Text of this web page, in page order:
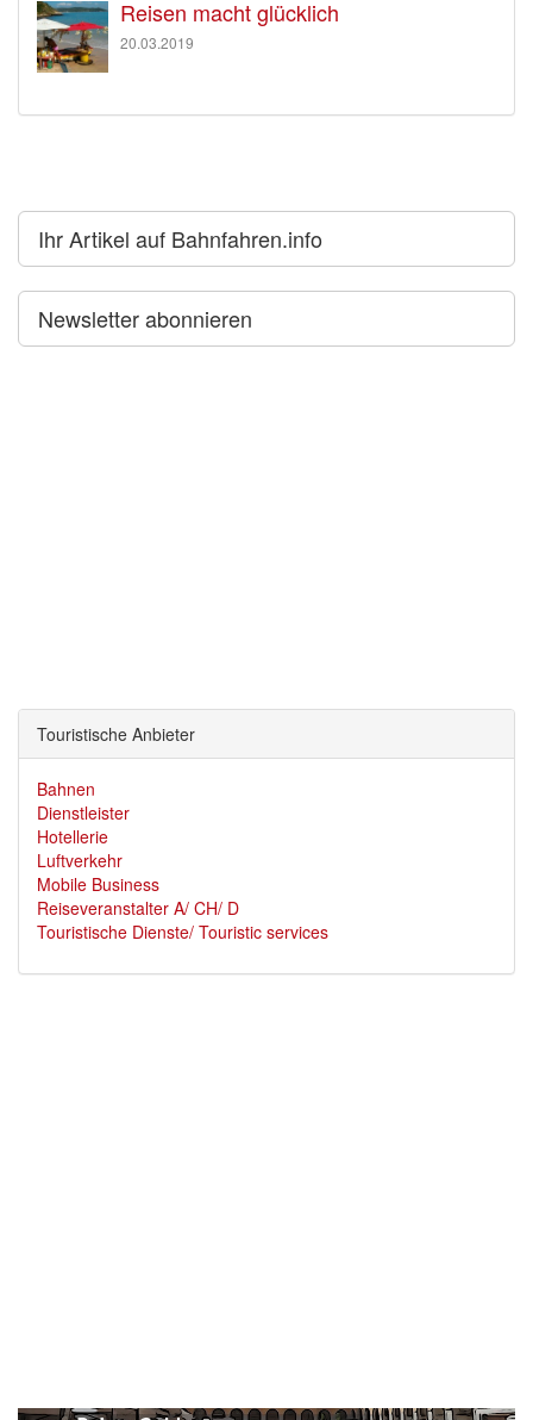
Reisen macht glücklich
20.03.2019
Ihr Artikel auf Bahnfahren.info
Newsletter abonnieren
Touristische Anbieter
Bahnen
Dienstleister
Hotellerie
Luftverkehr
Mobile Business
Reiseveranstalter A/ CH/ D
Touristische Dienste/ Touristic services